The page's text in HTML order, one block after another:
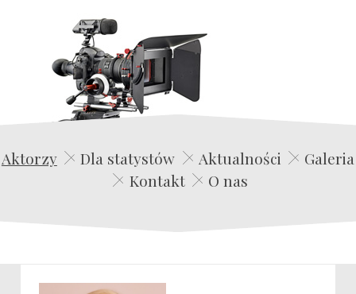
Edwin Film Agencja Aktorska
Aktorzy Dla statystów Aktualności
Galeria
Kontakt
O nas